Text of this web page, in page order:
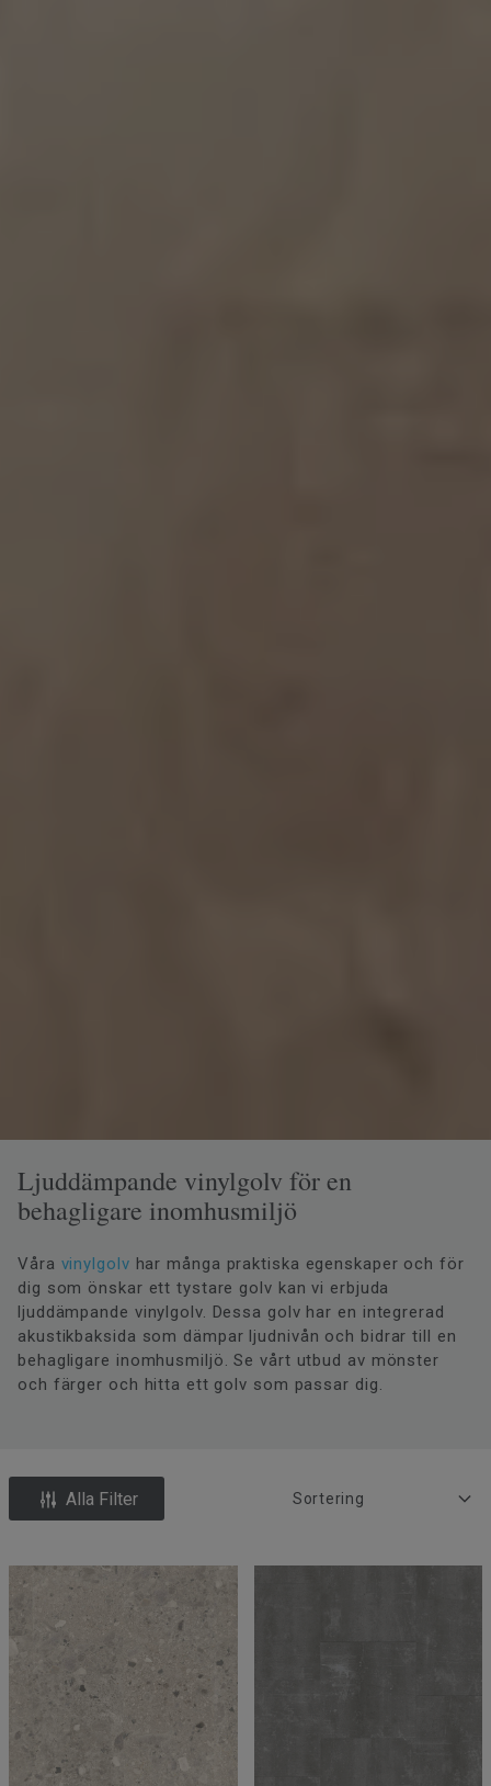
Ljuddämpande vinylgolv för en
behagligare inomhusmiljö
Våra vinylgolv har många praktiska egenskaper och för
dig som önskar ett tystare golv kan vi erbjuda
ljuddämpande vinylgolv. Dessa golv har en integrerad
akustikbaksida som dämpar ljudnivån och bidrar till en
behagligare inomhusmiljö. Se vårt utbud av mönster
och färger och hitta ett golv som passar dig.
Alla Filter